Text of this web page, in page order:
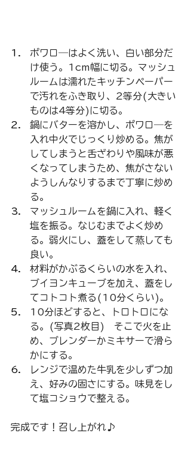
ポワロ―はよく洗い、白い部分だ
け使う。1cm幅に切る。マッシュ
ルームは濡れたキッチンペーパー
で汚れをふき取り、2等分(大きい
ものは4等分)に切る。
鍋にバターを溶かし、ポワロ―を
入れ中火でじっくり炒める。焦が
してしまうと舌ざわりや風味が悪
くなってしまうため、焦がさない
ようしんなりするまで丁寧に炒め
る。
マッシュルームを鍋に入れ、軽く
塩を振る。なじむまでよく炒め
る。弱火にし、蓋をして蒸しても
良い。
材料がかぶるくらいの水を入れ、
ブイヨンキューブを加え、蓋をし
てコトコト煮る(10分くらい)。
10分ほどすると、トロトロにな
る。(写真2枚目)　そこで火を止
め、ブレンダーかミキサーで滑ら
かにする。
レンジで温めた牛乳を少しずつ加
え、好みの固さにする。味見をし
て塩コショウで整える。
完成です！召し上がれ♪